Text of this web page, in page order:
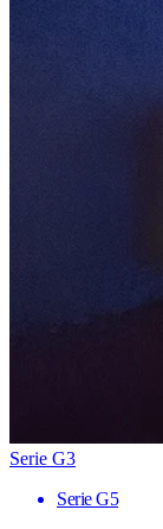
Serie G3
Serie G5